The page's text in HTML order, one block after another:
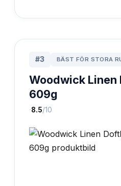
#3 BÄST FÖR STORA
Woodwick Linen
609g
·8.5/10